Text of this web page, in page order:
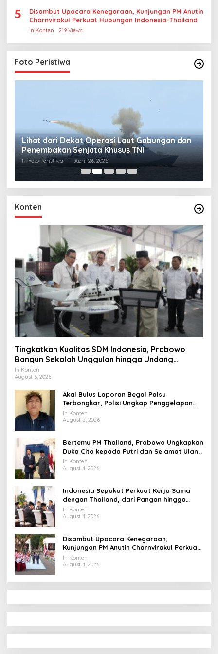
5
Disambut Upacara Kenegaraan, Kunjungan PM Anutin
Charnvirakul Perkuat Hubungan Indonesia-Thailand
In Konten 219 Views
Foto Peristiwa
Lihat dari Dekat Operasi Laut Gabungan dan
Penembakan Senjata Khusus TNI
In Foto Peristiwa April 26, 2026
Konten
Tingkatkan Kualitas SDM Indonesia, Prabowo
Bangun Sekolah Unggulan hingga Undang
Universitas Terbaik Dunia
In Konten
August 6, 2026
Akal Bulus Laporan Begal Palsu
Terbongkar, Polisi Ungkap Penggelapan
Uang Perusahaan untuk Crypto
In Konten
August 5, 2026
Bertemu PM Thailand, Prabowo Ungkapkan
Duka Cita kepada Putri dan Selamat Ulang
Tahun ke Raja Thailand
In Konten
August 4, 2026
Indonesia Sepakat Perkuat Kerja Sama
dengan Thailand, dari Pangan hingga
Ekonomi Digital
In Konten
August 4, 2026
Disambut Upacara Kenegaraan,
Kunjungan PM Anutin Charnvirakul Perkuat
Hubungan Indonesia-Thailand
In Konten
August 4, 2026